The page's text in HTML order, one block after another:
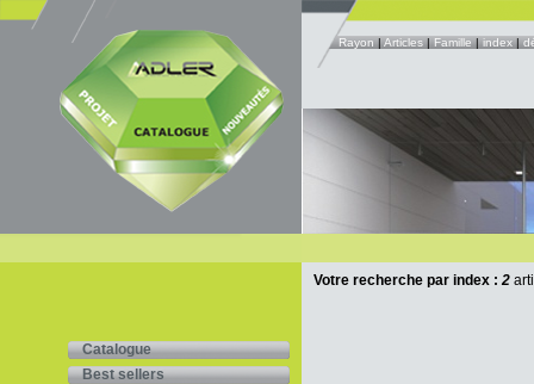
Rayon|Articles|Famille|index|
Catalogue
Best sellers
Votre recherche par index : 2